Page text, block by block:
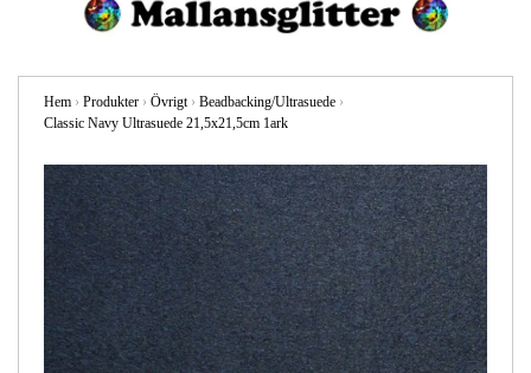
Hem › Produkter › Övrigt › Beadbacking/Ultrasuede ›
Classic Navy Ultrasuede 21,5x21,5cm 1ark